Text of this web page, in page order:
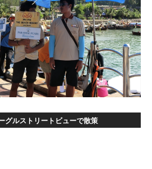
グルストリートビューで散策